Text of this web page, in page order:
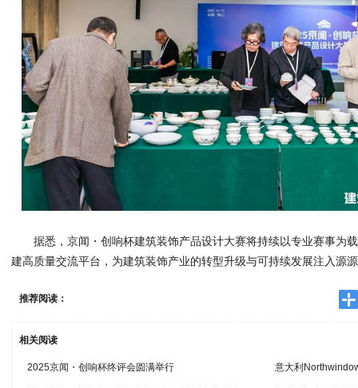
据悉，京闻・创响杯建筑装饰产品设计大赛将持续以专业赛事为
建高质量交流平台，为建筑装饰产业的转型升级与可持续发展注入源
推荐阅读：
相关阅读
2025京闻・创响杯终评会圆满举行 意大利